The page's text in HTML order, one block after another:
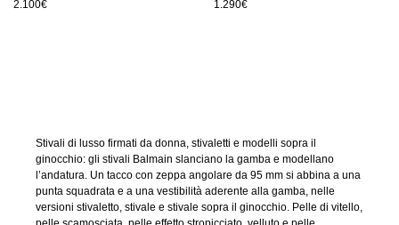
2.100€ 1.290€
Stivali di lusso firmati da donna, stivaletti e modelli sopra il
ginocchio: gli stivali Balmain slanciano la gamba e modellano
l’andatura. Un tacco con zeppa angolare da 95 mm si abbina a una
punta squadrata e a una vestibilità aderente alla gamba, nelle
versioni stivaletto, stivale e stivale sopra il ginocchio. Pelle di vitello,